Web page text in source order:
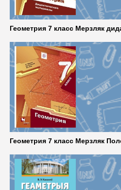
Геометрия 7 класс Мерзляк
Геометрия 7 класс Мерзляк